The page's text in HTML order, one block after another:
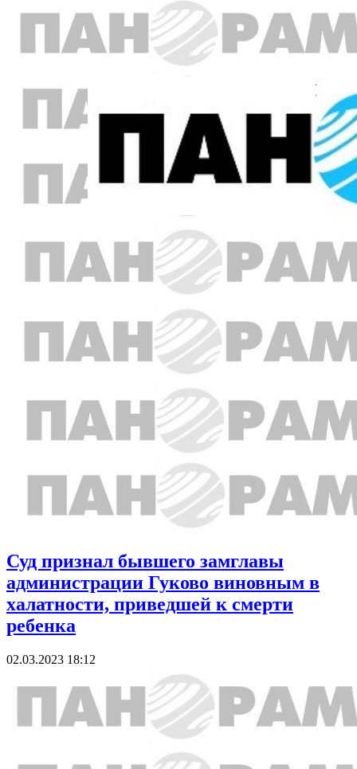
Суд признал бывшего замглавы
администрации Гуково виновным в
халатности, приведшей к смерти
ребенка
02.03.2023 18:12